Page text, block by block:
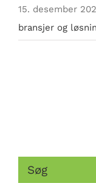
15. desember
bransjer og
Søg